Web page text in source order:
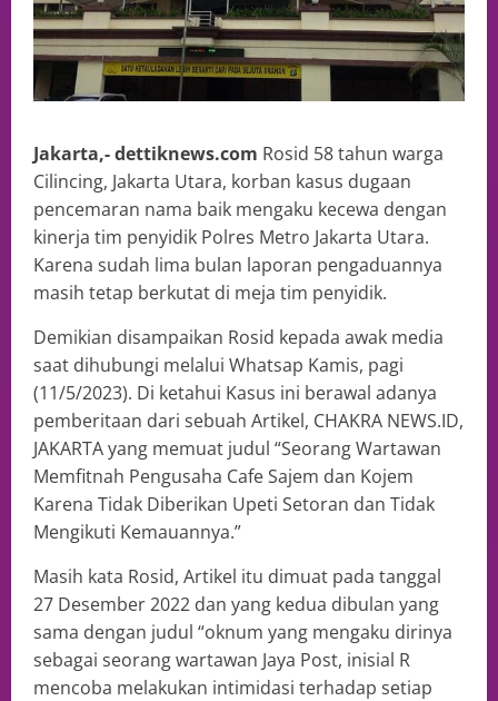
Jakarta,- dettiknews.com Rosid 58 tahun warga
Cilincing, Jakarta Utara, korban kasus dugaan
pencemaran nama baik mengaku kecewa dengan
kinerja tim penyidik Polres Metro Jakarta Utara.
Karena sudah lima bulan laporan pengaduannya
masih tetap berkutat di meja tim penyidik.
Demikian disampaikan Rosid kepada awak media
saat dihubungi melalui Whatsap Kamis, pagi
(11/5/2023). Di ketahui Kasus ini berawal adanya
pemberitaan dari sebuah Artikel, CHAKRA NEWS.ID,
JAKARTA yang memuat judul “Seorang Wartawan
Memfitnah Pengusaha Cafe Sajem dan Kojem
Karena Tidak Diberikan Upeti Setoran dan Tidak
Mengikuti Kemauannya.”
Masih kata Rosid, Artikel itu dimuat pada tanggal
27 Desember 2022 dan yang kedua dibulan yang
sama dengan judul “oknum yang mengaku dirinya
sebagai seorang wartawan Jaya Post, inisial R
mencoba melakukan intimidasi terhadap setiap